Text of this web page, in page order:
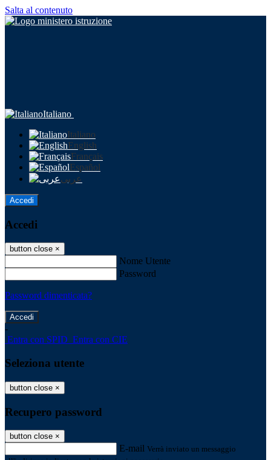
Salta al contenuto
Italiano
Italiano
English
Français
Español
عربى
Accedi
Accedi
button close ×
Nome Utente
Password
Password dimenticata?
-
Entra con SPID Entra con CIE
Seleziona utente
button close ×
Recupero password
button close ×
E-mail Verrà inviato un messaggio